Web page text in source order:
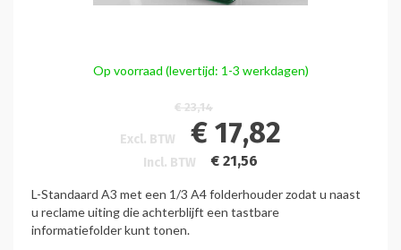
Op voorraad (levertijd: 1-3 werkdagen)
€ 23,14
Excl. BTW € 17,82
Incl. BTW € 21,56
L-Standaard A3 met een 1/3 A4 folderhouder zodat u naast
u reclame uiting die achterblijft een tastbare
informatiefolder kunt tonen.